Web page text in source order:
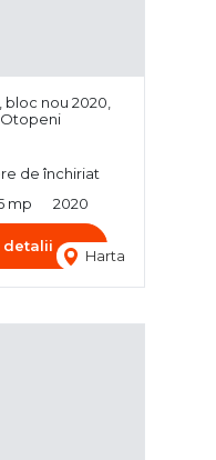
Harta
nou 2020,
Otopeni
de închiriat
mp 2020
detalii